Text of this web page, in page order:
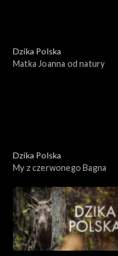
Dzika Polska
Matka Joanna od natury
Dzika Polska
My z czerwonego Bagna